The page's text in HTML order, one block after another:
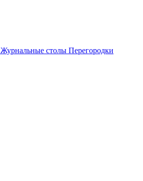
Журнальные столы Перегородки